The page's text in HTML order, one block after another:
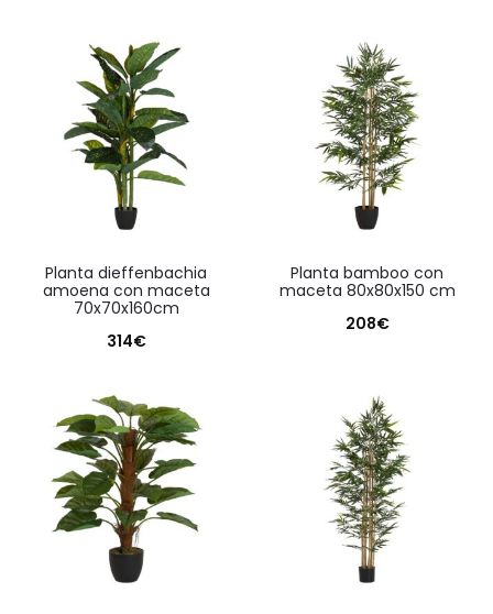
planta dieffenbachia
amoena con maceta
70x70x160cm
314€
planta bamboo con
maceta 80x80x150 cm
208€